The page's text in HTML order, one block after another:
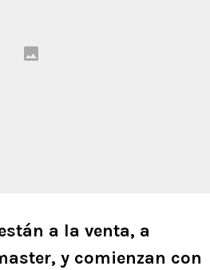
a la venta, a
y comienzan con